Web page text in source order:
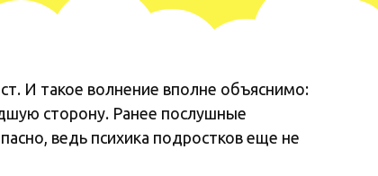
И такое волнение вполне объяснимо:
сторону. Ранее послушные
ведь психика подростков еще не